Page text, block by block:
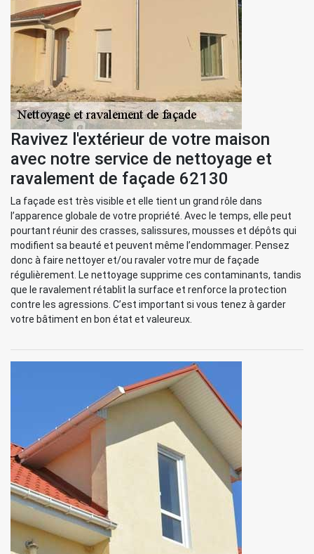
Ravivez l'extérieur de votre maison
avec notre service de nettoyage et
ravalement de façade 62130
La façade est très visible et elle tient un grand rôle dans
l’apparence globale de votre propriété. Avec le temps, elle peut
pourtant réunir des crasses, salissures, mousses et dépôts qui
modifient sa beauté et peuvent même l’endommager. Pensez
donc à faire nettoyer et/ou ravaler votre mur de façade
régulièrement. Le nettoyage supprime ces contaminants, tandis
que le ravalement rétablit la surface et renforce la protection
contre les agressions. C’est important si vous tenez à garder
votre bâtiment en bon état et valeureux.